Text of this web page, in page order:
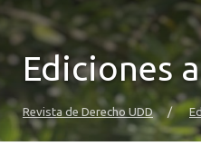
Ediciones
Revista de Derecho UDD /